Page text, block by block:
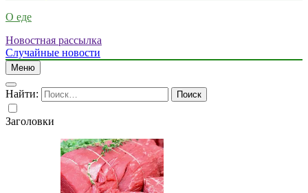
О еде
Новостная рассылка
Случайные новости
Меню
Найти:
Заголовки